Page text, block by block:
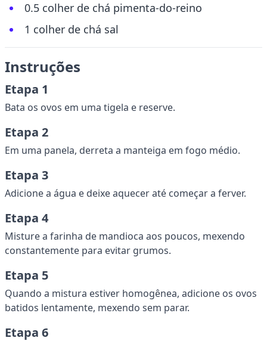
0.5 colher de chá pimenta-do-reino
1 colher de chá sal
Instruções
Etapa 1
Bata os ovos em uma tigela e reserve.
Etapa 2
Em uma panela, derreta a manteiga em fogo médio.
Etapa 3
Adicione a água e deixe aquecer até começar a ferver.
Etapa 4
Misture a farinha de mandioca aos poucos, mexendo
constantemente para evitar grumos.
Etapa 5
Quando a mistura estiver homogênea, adicione os ovos
batidos lentamente, mexendo sem parar.
Etapa 6